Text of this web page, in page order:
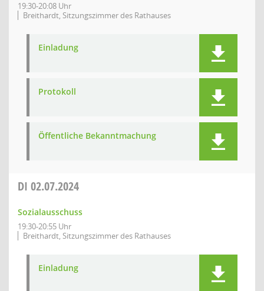
19:30-20:08 Uhr
Breithardt, Sitzungszimmer des Rathauses
Einladung
Protokoll
Öffentliche Bekanntmachung
DI 02.07.2024
Sozialausschuss
19:30-20:55 Uhr
Breithardt, Sitzungszimmer des Rathauses
Einladung